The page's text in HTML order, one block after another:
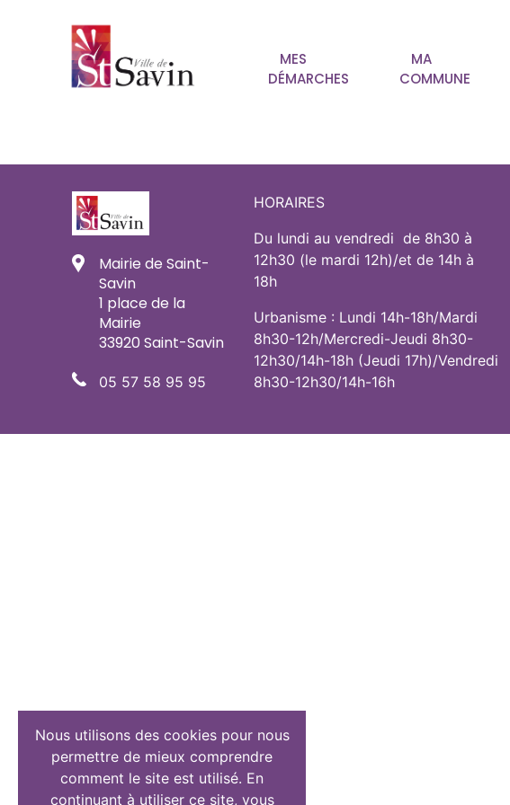
MES
DÉMARCHES
MA
COMMUNE
Mairie de Saint-
Savin
1 place de la
Mairie
33920 Saint-Savin
05 57 58 95 95
HORAIRES
Du lundi au vendredi de 8h30 à
12h30 (le mardi 12h)/et de 14h à
18h
Urbanisme : Lundi 14h-18h/Mardi
8h30-12h/Mercredi-Jeudi 8h30-
12h30/14h-18h (Jeudi 17h)/Vendredi
8h30-12h30/14h-16h
Nous utilisons des cookies pour nous
permettre de mieux comprendre
comment le site est utilisé. En
continuant à utiliser ce site, vous